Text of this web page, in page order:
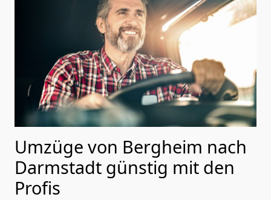
Umzüge von Bergheim nach
Darmstadt günstig mit den
Profis